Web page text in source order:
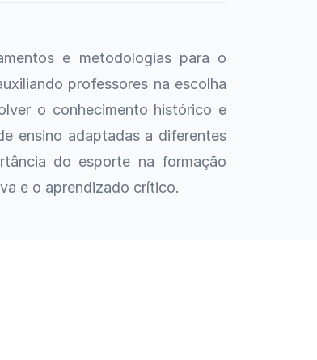
e metodologias para o
professores na escolha
o conhecimento histórico e
ensino adaptadas a diferentes
do esporte na formação
e o aprendizado crítico.